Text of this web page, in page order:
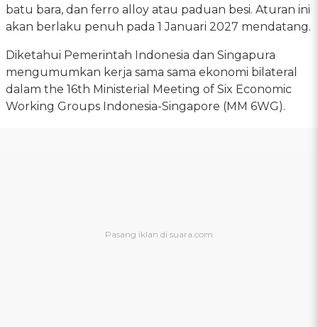
batu bara, dan ferro alloy atau paduan besi. Aturan ini
akan berlaku penuh pada 1 Januari 2027 mendatang.
Diketahui Pemerintah Indonesia dan Singapura
mengumumkan kerja sama sama ekonomi bilateral
dalam the 16th Ministerial Meeting of Six Economic
Working Groups Indonesia-Singapore (MM 6WG).